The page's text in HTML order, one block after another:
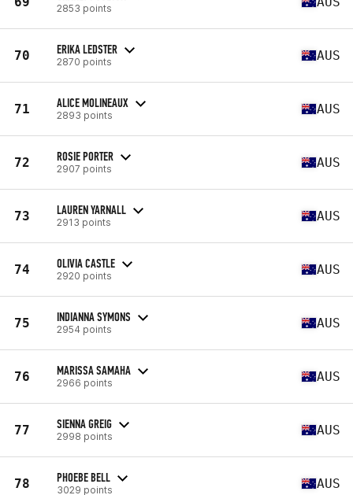
2853 points
70 ERIKA LEDSTER
2870 points AUS
71 ALICE MOLINEAUX
2893 points AUS
72 ROSIE PORTER
2907 points AUS
73 LAUREN YARNALL
2913 points AUS
74 OLIVIA CASTLE
2920 points AUS
75 INDIANNA SYMONS
2954 points AUS
76 MARISSA SAMAHA
2966 points AUS
77 SIENNA GREIG
2998 points AUS
78 PHOEBE BELL
3029 points AUS